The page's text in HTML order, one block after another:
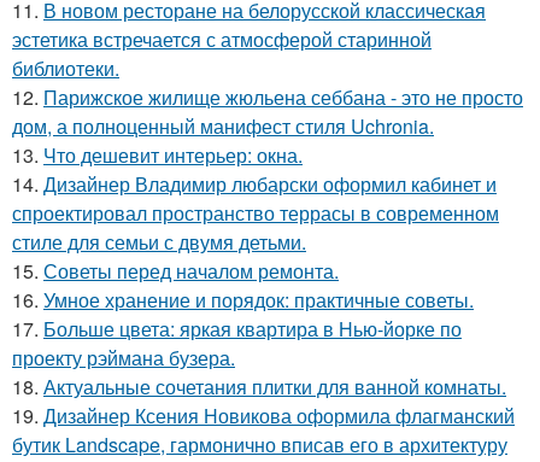
11. В новом ресторане на белорусской классическая
эстетика встречается с атмосферой старинной
библиотеки.
12. Парижское жилище жюльена себбана - это не просто
дом, а полноценный манифест стиля Uchronia.
13. Что дешевит интерьер: окна.
14. Дизайнер Владимир любарски оформил кабинет и
спроектировал пространство террасы в современном
стиле для семьи с двумя детьми.
15. Советы перед началом ремонта.
16. Умное хранение и порядок: практичные советы.
17. Больше цвета: яркая квартира в Нью-йорке по
проекту рэймана бузера.
18. Актуальные сочетания плитки для ванной комнаты.
19. Дизайнер Ксения Новикова оформила флагманский
бутик Landscape, гармонично вписав его в архитектуру